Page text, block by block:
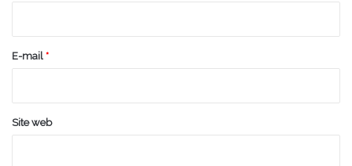
e
E-mail *
Site web